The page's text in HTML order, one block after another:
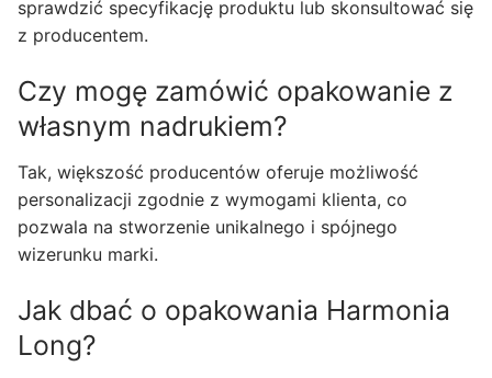
sprawdzić specyfikację produktu lub skonsultować się
z producentem.
Czy mogę zamówić opakowanie z
własnym nadrukiem?
Tak, większość producentów oferuje możliwość
personalizacji zgodnie z wymogami klienta, co
pozwala na stworzenie unikalnego i spójnego
wizerunku marki.
Jak dbać o opakowania Harmonia
Long?